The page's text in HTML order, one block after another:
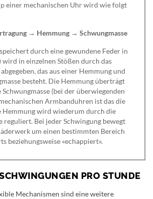
einer mechanischen Uhr wird wie folgt
→ Hemmung → Schwungmasse
durch eine gewundene Feder in
wird in einzelnen Stößen durch das
das aus einer Hemmung und
besteht. Die Hemmung überträgt
Schwungmasse (bei der überwiegenden
Armbanduhren ist das die
Hemmung wird wiederum durch die
reguliert. Bei jeder Schwingung bewegt
um einen bestimmten Bereich
beziehungsweise «echappiert».
PRO STUNDE
Mechanismen sind eine weitere